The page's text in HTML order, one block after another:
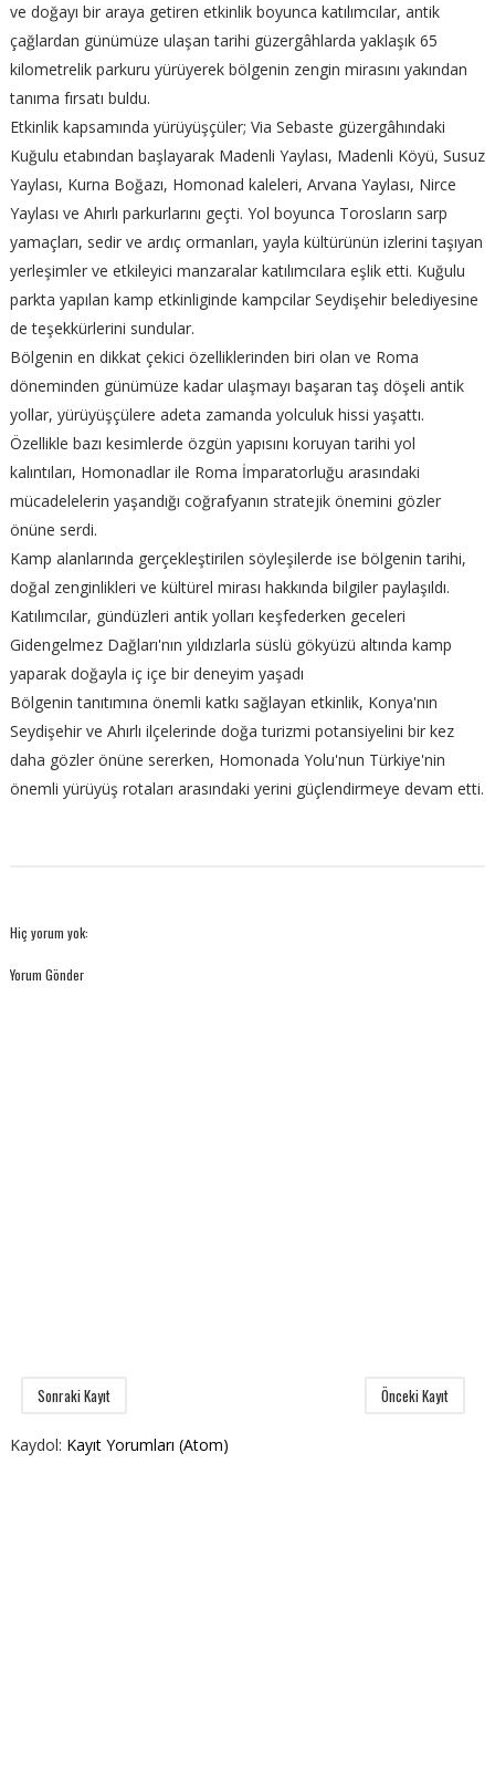
ve doğayı bir araya getiren etkinlik boyunca katılımcılar, antik
çağlardan günümüze ulaşan tarihi güzergâhlarda yaklaşık 65
kilometrelik parkuru yürüyerek bölgenin zengin mirasını yakından
tanıma fırsatı buldu.
Etkinlik kapsamında yürüyüşçüler; Via Sebaste güzergâhındaki
Kuğulu etabından başlayarak Madenli Yaylası, Madenli Köyü, Susuz
Yaylası, Kurna Boğazı, Homonad kaleleri, Arvana Yaylası, Nirce
Yaylası ve Ahırlı parkurlarını geçti. Yol boyunca Torosların sarp
yamaçları, sedir ve ardıç ormanları, yayla kültürünün izlerini taşıyan
yerleşimler ve etkileyici manzaralar katılımcılara eşlik etti. Kuğulu
parkta yapılan kamp etkinliginde kampcilar Seydişehir belediyesine
de teşekkürlerini sundular.
Bölgenin en dikkat çekici özelliklerinden biri olan ve Roma
döneminden günümüze kadar ulaşmayı başaran taş döşeli antik
yollar, yürüyüşçülere adeta zamanda yolculuk hissi yaşattı.
Özellikle bazı kesimlerde özgün yapısını koruyan tarihi yol
kalıntıları, Homonadlar ile Roma İmparatorluğu arasındaki
mücadelelerin yaşandığı coğrafyanın stratejik önemini gözler
önüne serdi.
Kamp alanlarında gerçekleştirilen söyleşilerde ise bölgenin tarihi,
doğal zenginlikleri ve kültürel mirası hakkında bilgiler paylaşıldı.
Katılımcılar, gündüzleri antik yolları keşfederken geceleri
Gidengelmez Dağları'nın yıldızlarla süslü gökyüzü altında kamp
yaparak doğayla iç içe bir deneyim yaşadı
Bölgenin tanıtımına önemli katkı sağlayan etkinlik, Konya'nın
Seydişehir ve Ahırlı ilçelerinde doğa turizmi potansiyelini bir kez
daha gözler önüne sererken, Homonada Yolu'nun Türkiye'nin
önemli yürüyüş rotaları arasındaki yerini güçlendirmeye devam etti.
Hiç yorum yok:
Yorum Gönder
Sonraki Kayıt Önceki Kayıt
Kaydol: Kayıt Yorumları (Atom)